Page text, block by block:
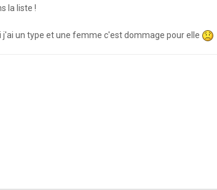
la liste !
un type et une femme c'est dommage pour elle